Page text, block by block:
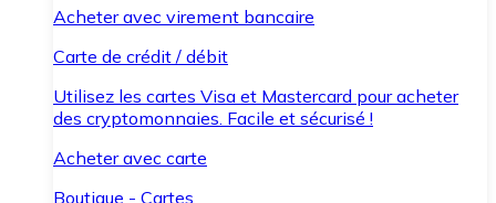
Acheter avec virement bancaire
Carte de crédit / débit
Utilisez les cartes Visa et Mastercard pour acheter
des cryptomonnaies. Facile et sécurisé !
Acheter avec carte
Boutique - Cartes